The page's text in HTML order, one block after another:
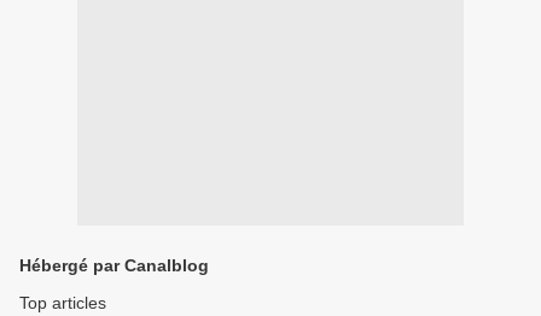
Hébergé par Canalblog
Top articles